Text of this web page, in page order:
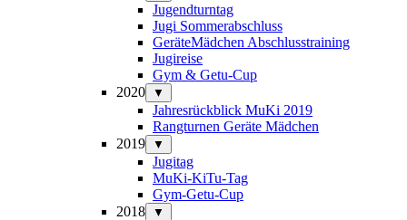
Jugendturntag
Jugi Sommerabschluss
GeräteMädchen Abschlusstraining
Jugireise
Gym & Getu-Cup
2020
▼
Jahresrückblick MuKi 2019
Rangturnen Geräte Mädchen
2019
▼
Jugitag
MuKi-KiTu-Tag
Gym-Getu-Cup
2018
▼